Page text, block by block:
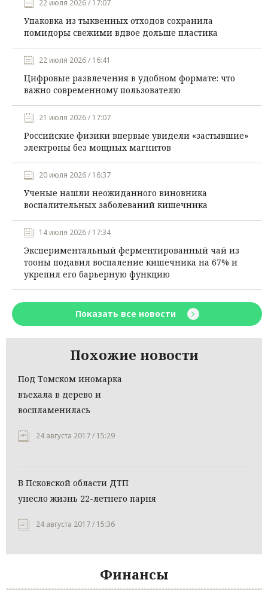
22 июля 2026 / 17:07
Упаковка из тыквенных отходов сохранила
помидоры свежими вдвое дольше пластика
22 июля 2026 / 16:41
Цифровые развлечения в удобном формате: что
важно современному пользователю
21 июля 2026 / 17:07
Российские физики впервые увидели «застывшие»
электроны без мощных магнитов
20 июля 2026 / 16:37
Ученые нашли неожиданного виновника
воспалительных заболеваний кишечника
14 июля 2026 / 17:34
Экспериментальный ферментированный чай из
тооны подавил воспаление кишечника на 67% и
укрепил его барьерную функцию
Показать все новости
Похожие новости
Под Томском иномарка
въехала в дерево и
воспламенилась
24 августа 2017 / 15:29
В Псковской области ДТП
унесло жизнь 22-летнего парня
24 августа 2017 / 15:36
Финансы